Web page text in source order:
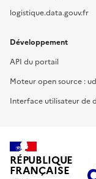
logistique.data.gouv.fr
Développement
API du portail
Moteur open source :
Interface utilisateur de
RÉPUBLIQUE
FRANÇAISE